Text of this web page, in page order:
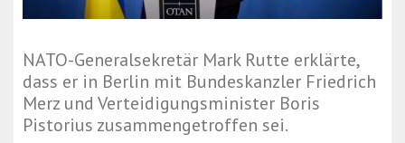
NATO-Generalsekretär Mark Rutte erklärte,
dass er in Berlin mit Bundeskanzler Friedrich
Merz und Verteidigungsminister Boris
Pistorius zusammengetroffen sei.